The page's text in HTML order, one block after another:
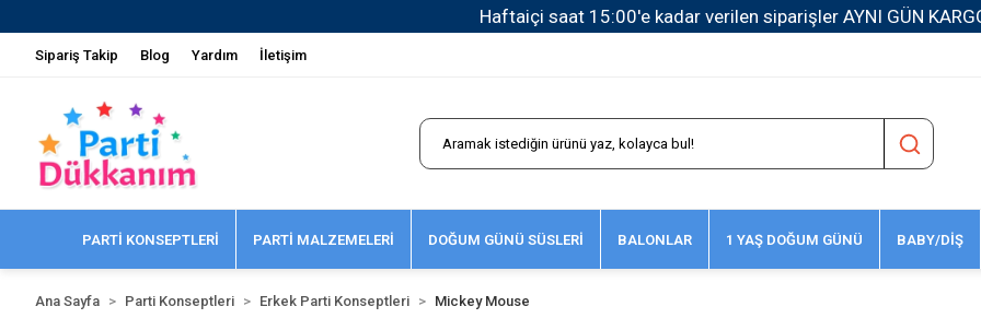
1500 TL ve Üzeri Kargo Ücretsiz!
Sipariş Takip Blog Yardım İletişim
PARTİ KONSEPTLERİ PARTİ MALZEMELERİ DOĞUM GÜNÜ SÜSLERİ BALONLAR 1 YAŞ DOĞUM GÜNÜ BABY/DİŞ
Ana Sayfa Parti Konseptleri Erkek Parti Konseptleri Mickey Mouse